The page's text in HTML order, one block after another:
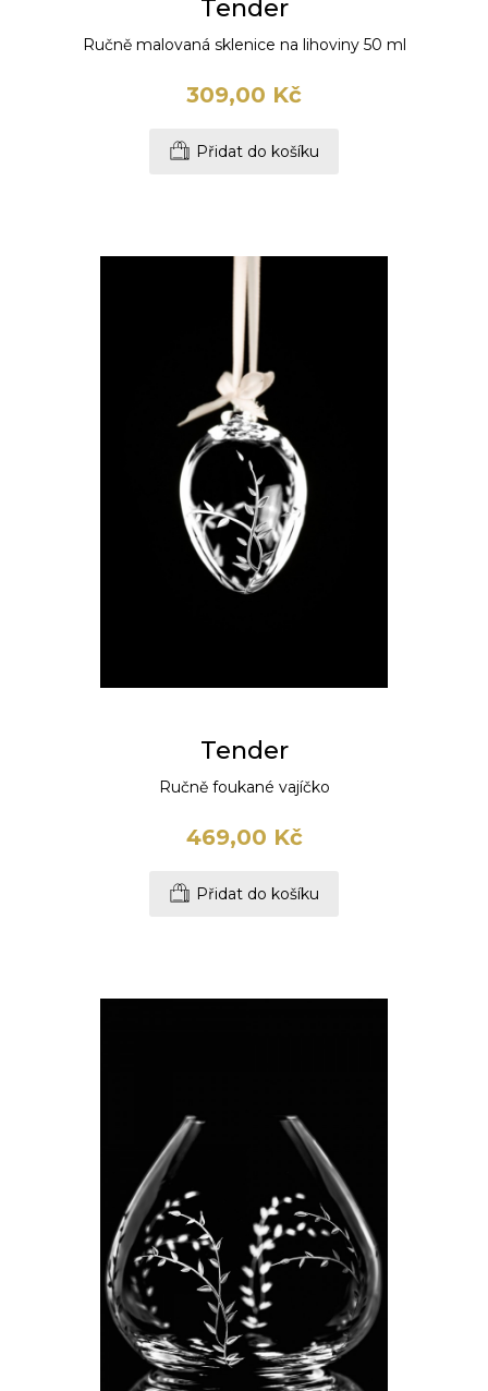
Tender
Ručně malovaná sklenice na lihoviny 50 ml
309,00 Kč
Přidat do košíku
Tender
Ručně foukané vajíčko
469,00 Kč
Přidat do košíku